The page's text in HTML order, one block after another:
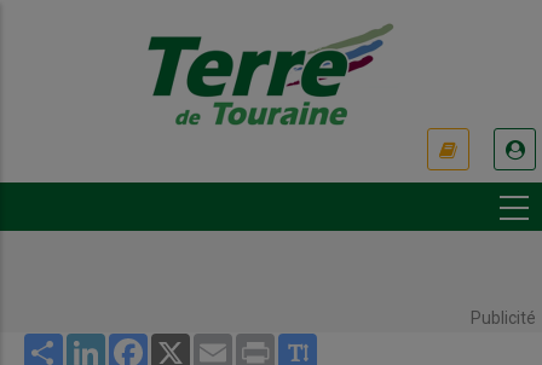
Publicité
Share LinkedInFacebook
X Email Print